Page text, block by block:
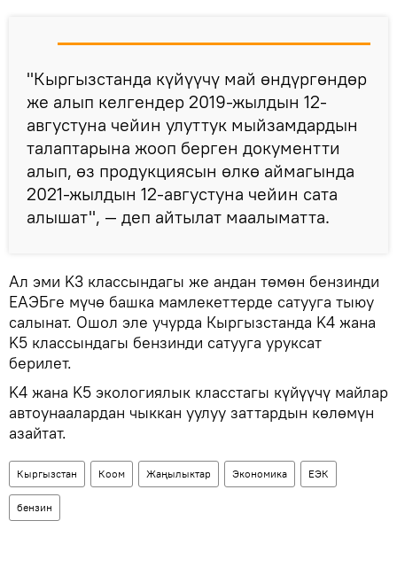
"Кыргызстанда күйүүчү май өндүргөндөр
же алып келгендер 2019-жылдын 12-
августуна чейин улуттук мыйзамдардын
талаптарына жооп берген документти
алып, өз продукциясын өлкө аймагында
2021-жылдын 12-августуна чейин сата
алышат", — деп айтылат маалыматта.
Ал эми K3 классындагы же андан төмөн бензинди
ЕАЭБге мүчө башка мамлекеттерде сатууга тыюу
салынат. Ошол эле учурда Кыргызстанда K4 жана
K5 классындагы бензинди сатууга уруксат
берилет.
K4 жана K5 экологиялык класстагы күйүүчү майлар
автоунаалардан чыккан уулуу заттардын көлөмүн
азайтат.
Кыргызстан Коом Жаңылыктар Экономика ЕЭК
бензин